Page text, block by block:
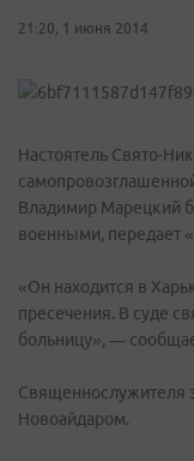
21:20, 1 июня 2014
Настоятель Свято-
Владимир Марецкий
военными, передает
«Он находится в
пресечения. В суде
больницу», —
Священнослужителя
Новоайдаром.